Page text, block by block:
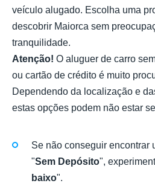
veículo alugado. Escolha uma
descobrir Maiorca sem
tranquilidade.
Atenção! O aluguer de carro
ou cartão de crédito é muito
Dependendo da localização e
estas opções podem não estar
Se não conseguir encontrar
"Sem Depósito",
baixo".